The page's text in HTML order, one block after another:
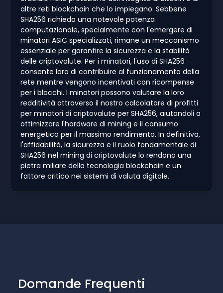
altre reti blockchain che lo impiegano. Sebbene
SHA256 richieda una notevole potenza
computazionale, specialmente con l'emergere di
minatori ASIC specializzati, rimane un meccanismo
essenziale per garantire la sicurezza e la stabilità
delle criptovalute. Per i minatori, l'uso di SHA256
consente loro di contribuire al funzionamento della
rete mentre vengono incentivati con ricompense
per i blocchi. I minatori possono valutare la loro
redditività attraverso il nostro calcolatore di profitti
per minatori di criptovalute per SHA256, aiutandoli a
ottimizzare l'hardware di mining e il consumo
energetico per il massimo rendimento. In definitiva,
l'affidabilità, la sicurezza e il ruolo fondamentale di
SHA256 nel mining di criptovalute lo rendono una
pietra miliare della tecnologia blockchain e un
fattore critico nei sistemi di valuta digitale.
Domande Frequenti